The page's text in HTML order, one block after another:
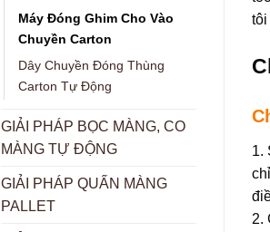
Máy Đóng Ghim Cho Vào
Chuyền Carton
Dây Chuyền Đóng Thùng
Carton Tự Động
GIẢI PHÁP BỌC MÀNG, CO
MÀNG TỰ ĐỘNG
GIẢI PHÁP QUẤN MÀNG
PALLET
tôi
1.
2.